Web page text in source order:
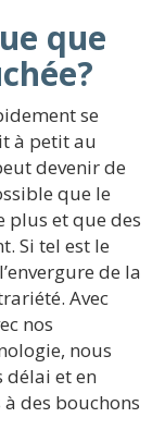
que
se
à petit au
devenir de
que le
plus et que des
Si tel est le
de la
Avec
nos
nous
délai et en
des bouchons